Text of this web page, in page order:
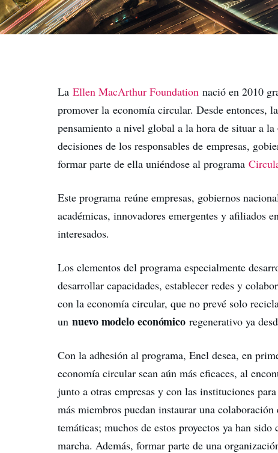
LaEllen MacArthur Foundation nació en 2010
promover la economía circular. Desde entonces,
pensamiento a nivel global a la hora de situar a la
decisiones de los responsables de empresas,
formar parte de ella uniéndose al programa
Este programa reúne empresas, gobiernos
académicas, innovadores emergentes y afiliados
interesados.
Los elementos del programa especialmente
desarrollar capacidades, establecer redes y
con la economía circular, que no prevé solo
unnuevo modelo económico regenerativo ya
Con la adhesión al programa, Enel desea, en
economía circular sean aún más eficaces, al
junto a otras empresas y con las instituciones
más miembros puedan instaurar una
temáticas; muchos de estos proyectos ya han
marcha. Además, formar parte de una